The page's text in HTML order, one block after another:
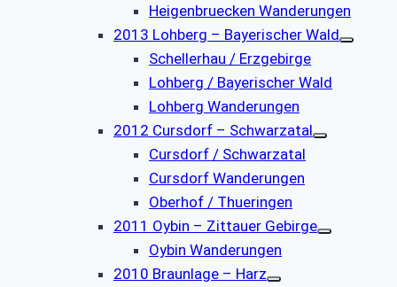
Heigenbruecken Wanderungen
2013 Lohberg – Bayerischer Wald
Schellerhau / Erzgebirge
Lohberg / Bayerischer Wald
Lohberg Wanderungen
2012 Cursdorf – Schwarzatal
Cursdorf / Schwarzatal
Cursdorf Wanderungen
Oberhof / Thueringen
2011 Oybin – Zittauer Gebirge
Oybin Wanderungen
2010 Braunlage – Harz